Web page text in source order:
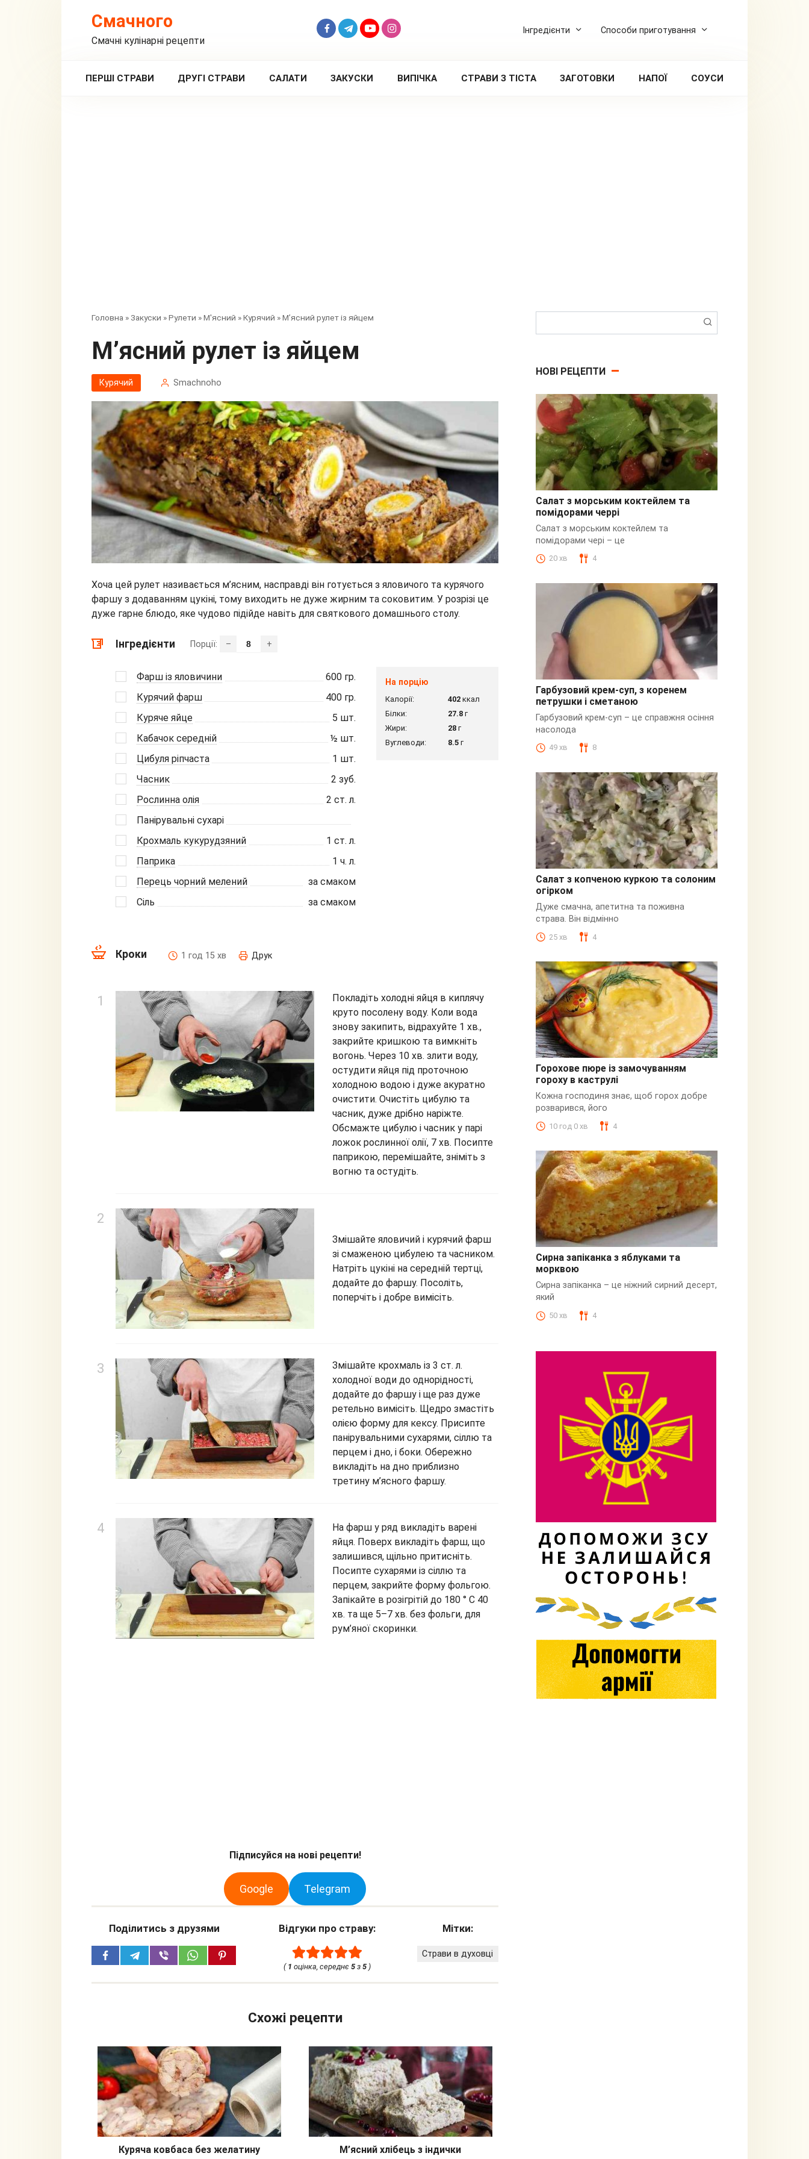
Смачного
Смачні кулінарні рецепти
Інгредієнти Способи приготування
ПЕРШІ СТРАВИ ДРУГІ СТРАВИ САЛАТИ ЗАКУСКИ ВИПІЧКА СТРАВИ З ТІСТА ЗАГОТОВКИ НАПОЇ СОУСИ
Головна » Закуски »Рулети »М'ясний »Курячий »М’ясний рулет із яйцем
М’ясний рулет із яйцем
Курячий Smachnoho
Хоча цей рулет називається м’ясним, насправді він готується з яловичого та курячого
фаршу з додаванням цукіні, тому виходить не дуже жирним та соковитим. У розрізі це
дуже гарне блюдо, яке чудово підійде навіть для святкового домашнього столу.
Інгредієнти Порції: – +
Фарш із яловичини 600 гр.
Курячий фарш
400 гр.
Куряче яйце
5 шт.
Кабачок середній
½ шт.
Цибуля ріпчаста
1 шт.
Часник
2 зуб.
Рослинна олія
2 ст. л.
Панірувальні сухарі
Крохмаль кукурудзяний
1 ст. л.
Паприка
1 ч. л.
Перець чорний мелений
за смаком
Сіль
за смаком
На порцію
Калорії: 402ккал
Білки:
27.8г
Жири:
28г
Вуглеводи:
8.5г
Кроки 1 год 15 хв Друк
Покладіть холодні яйця в киплячу
круто посолену воду. Коли вода
знову закипить, відрахуйте 1 хв.,
закрийте кришкою та вимкніть
вогонь. Через 10 хв. злити воду,
остудити яйця під проточною
холодною водою і дуже акуратно
очистити. Очистіть цибулю та
часник, дуже дрібно наріжте.
Обсмажте цибулю і часник у парі
ложок рослинної олії, 7 хв. Посипте
паприкою, перемішайте, зніміть з
вогню та остудіть.
Змішайте яловичий і курячий фарш
зі смаженою цибулею та часником.
Натріть цукіні на середній тертці,
додайте до фаршу. Посоліть,
поперчіть і добре вимісіть.
Змішайте крохмаль із 3 ст. л.
холодної води до однорідності,
додайте до фаршу і ще раз дуже
ретельно вимісіть. Щедро змастіть
олією форму для кексу. Присипте
панірувальними сухарями, сіллю та
перцем і дно, і боки. Обережно
викладіть на дно приблизно
третину м’ясного фаршу.
На фарш у ряд викладіть варені
яйця. Поверх викладіть фарш, що
залишився, щільно притисніть.
Посипте сухарями із сіллю та
перцем, закрийте форму фольгою.
Запікайте в розігрітій до 180 ° С 40
хв. та ще 5–7 хв. без фольги, для
рум’яної скоринки.
Підписуйся на нові рецепти!
Google Telegram
Поділитись з друзями Відгуки про страву:
( 1 оцінка, середнє 5з 5)
Мітки:
Страви в духовці
Схожі рецепти
Куряча ковбаса без желатину М’ясний хлібець з індички
НОВІ РЕЦЕПТИ
З кальмарами
Салат з морським коктейлем та
помідорами черрі
Салат з морським коктейлем та
помідорами чері – це
20 хв 4
Гарбузовий
Гарбузовий крем-суп, з коренем
петрушки і сметаною
Гарбузовий крем-суп – це справжня осіння
насолода
49 хв 8
З куркою
Салат з копченою куркою та солоним
огірком
Дуже смачна, апетитна та поживна
страва. Він відмінно
25 хв 4
Пюре
Горохове пюре із замочуванням
гороху в каструлі
Кожна господиня знає, щоб горох добре
розварився, його
10 год 0 хв 4
Сирна
Сирна запіканка з яблуками та
морквою
Сирна запіканка – це ніжний сирний десерт,
який
50 хв 4